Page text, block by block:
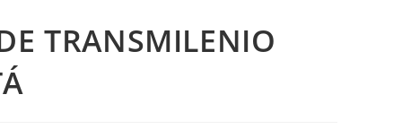
TRANSMILENIO